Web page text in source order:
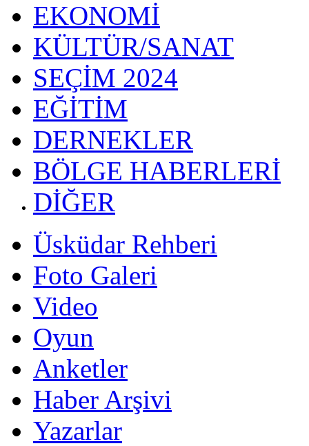
EKONOMİ
KÜLTÜR/SANAT
SEÇİM 2024
EĞİTİM
DERNEKLER
BÖLGE HABERLERİ
DİĞER
Üsküdar Rehberi
Foto Galeri
Video
Oyun
Anketler
Haber Arşivi
Yazarlar